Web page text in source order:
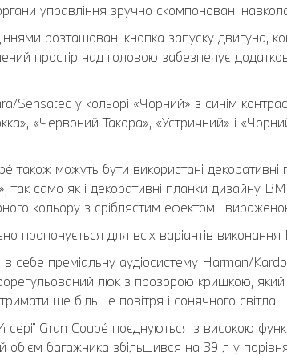
управління зручно скомпоновані
розташовані кнопка запуску двигуна,
простір над головою забезпечує
Sensatec у кольорі «Чорний» з синім
«Червоний Такора», «Устричний» і
також можуть бути використані
так само як і декоративні планки дизайну
кольору з сріблястим ефектом і
пропонується для всіх варіантів виконання
себе преміальну аудіосистему Harman/
люк з прозорою кришкою, який
ще більше повітря і сонячного світла.
Gran Coupé поєднуються з високою
багажника збільшився на 39 л у